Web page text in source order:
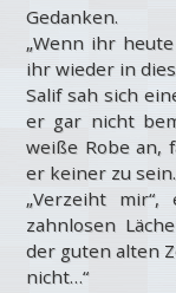
Gedanken.
„Wenn ihr
ihr wieder in
Salif sah sich
er gar nicht
weiße Robe an,
er keiner zu sein.
„Verzeiht
zahnlosen
der guten alten
nicht…“